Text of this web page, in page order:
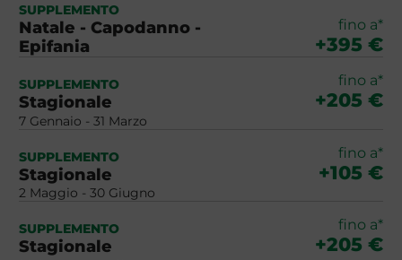
SUPPLEMENTO
Natale - Capodanno -
Epifania
fino a*
+395 €
SUPPLEMENTO
Stagionale
7 Gennaio - 31 Marzo
fino a*
+205 €
SUPPLEMENTO
Stagionale
2 Maggio - 30 Giugno
fino a*
+105 €
SUPPLEMENTO
Stagionale
fino a*
+205 €